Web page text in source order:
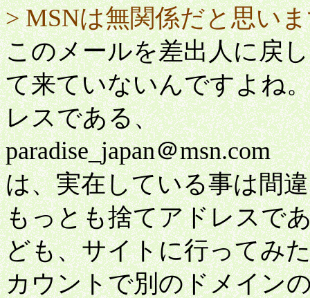
> MSNは無関係だと思い
このメールを差出人に戻
て来ていないんですよね
レスである、
paradise_japan＠msn.com
は、実在している事は間
もっとも捨てアドレスで
ども、サイトに行ってみ
カウントで別のドメイン